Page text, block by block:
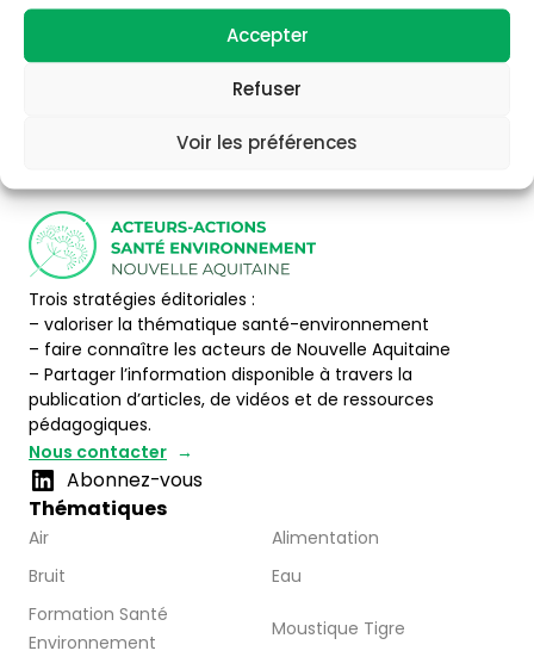
Accepter
Refuser
Voir les préférences
Trois stratégies éditoriales :
– valoriser la thématique santé-environnement
– faire connaître les acteurs de Nouvelle Aquitaine
– Partager l’information disponible à travers la
publication d’articles, de vidéos et de ressources
pédagogiques.
Nous contacter
Abonnez-vous
Thématiques
Air
Alimentation
Bruit
Eau
Formation Santé
Environnement
Moustique Tigre